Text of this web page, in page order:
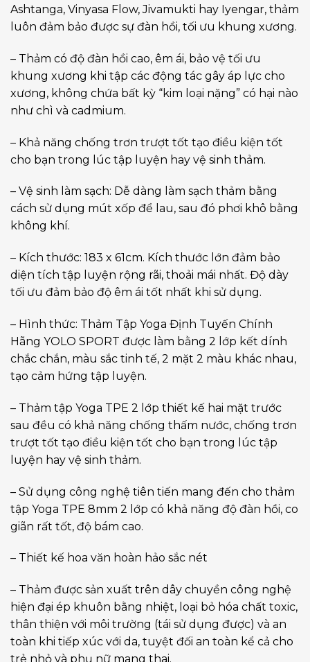
Ashtanga, Vinyasa Flow, Jivamukti hay Iyengar, thảm
luôn đảm bảo được sự đàn hồi, tối ưu khung xương.
– Thảm có độ đàn hồi cao, êm ái, bảo vệ tối ưu
khung xương khi tập các động tác gây áp lực cho
xương, không chứa bất kỳ “kim loại nặng” có hại nào
như chì và cadmium.
– Khả năng chống trơn trượt tốt tạo điều kiện tốt
cho bạn trong lúc tập luyện hay vệ sinh thảm.
– Vệ sinh làm sạch: Dễ dàng làm sạch thảm bằng
cách sử dụng mút xốp để lau, sau đó phơi khô bằng
không khí.
– Kích thước: 183 x 61cm. Kích thước lớn đảm bảo
diện tích tập luyện rộng rãi, thoải mái nhất. Độ dày
tối ưu đảm bảo độ êm ái tốt nhất khi sử dụng.
– Hình thức: Thảm Tập Yoga Định Tuyến Chính
Hãng YOLO SPORT được làm bằng 2 lớp kết dính
chắc chắn, màu sắc tinh tế, 2 mặt 2 màu khác nhau,
tạo cảm hứng tập luyện.
– Thảm tập Yoga TPE 2 lớp thiết kế hai mặt trước
sau đều có khả năng chống thấm nước, chống trơn
trượt tốt tạo điều kiện tốt cho bạn trong lúc tập
luyện hay vệ sinh thảm.
– Sử dụng công nghệ tiên tiến mang đến cho thảm
tập Yoga TPE 8mm 2 lớp có khả năng độ đàn hồi, co
giãn rất tốt, độ bám cao.
– Thiết kế hoa văn hoàn hảo sắc nét
– Thảm được sản xuất trên dây chuyền công nghệ
hiện đại ép khuôn bằng nhiệt, loại bỏ hóa chất toxic,
thân thiện với môi trường (tái sử dụng được) và an
toàn khi tiếp xúc với da, tuyệt đối an toàn kể cả cho
trẻ nhỏ và phụ nữ mang thai.